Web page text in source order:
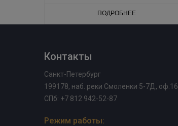
ПОДРОБНЕЕ
Контакты
Санкт-Петербург
199178, наб. реки Смоленки 5-7Д, оф.16
СПб: +7 812 942-52-87
Режим работы: